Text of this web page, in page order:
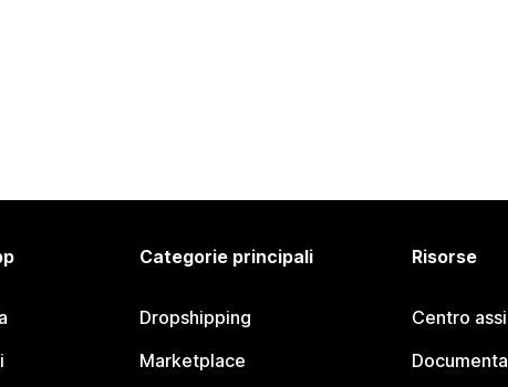
Categorie principali
Dropshipping
Marketplace
Risorse
Centro